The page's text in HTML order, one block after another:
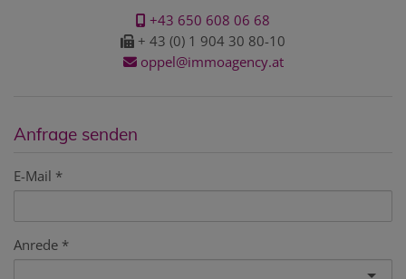
+43 650 608 06 68
+ 43 (0) 1 904 30 80-10
oppel@immoagency.at
Anfrage senden
E-Mail
Anrede